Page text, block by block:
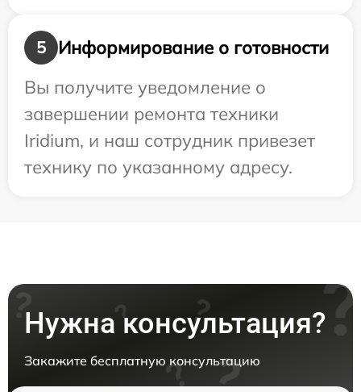
5
Информирование о готовности
Вы получите уведомление о
завершении ремонта техники
Iridium, и наш сотрудник привезет
технику по указанному адресу.
Нужна консультация?
Закажите бесплатную консультацию